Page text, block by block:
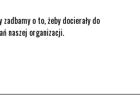
o to, żeby docierały do
naszej organizacji.